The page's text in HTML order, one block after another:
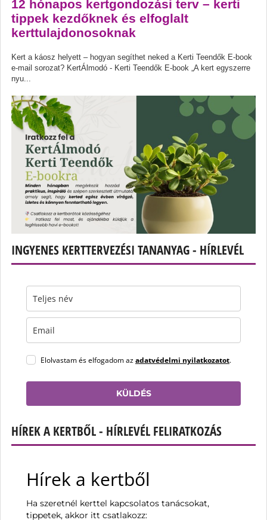
12 hónapos kertgondozási terv – kerti
tippek kezdőknek és elfoglalt
kerttulajdonosoknak
Kert a káosz helyett – hogyan segíthet neked a Kerti Teendők E-book
e-mail sorozat? KertÁlmodó - Kerti Teendők E-book „A kert egyszerre
nyu...
INGYENES KERTTERVEZÉSI TANANYAG - HÍRLEVÉL
Elolvastam és elfogadom azadatvédelmi nyilatkozatot.
KÜLDÉS
HÍREK A KERTBŐL - HÍRLEVÉL FELIRATKOZÁS
Hírek a kertből
Ha szeretnél kerttel kapcsolatos tanácsokat,
tippetek, akkor itt csatlakozz: